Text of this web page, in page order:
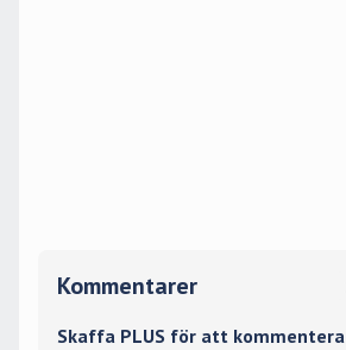
Kommentarer
Skaffa PLUS för att kommentera